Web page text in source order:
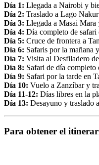
Día 1: Llegada a Nairobi y
Día 2: Traslado a Lago
Día 3: Llegada a Masai Mara
Día 4: Día completo de safari
Día 5: Cruce de frontera a
Día 6: Safaris por la mañana
Día 7: Visita al Desfiladero
Día 8: Safari de día
Día 9: Safari por la tarde en
Día 10: Vuelo a Zanzíbar y
Día 11-12: Días libres en la
Día 13: Desayuno y traslado
Para obtener el